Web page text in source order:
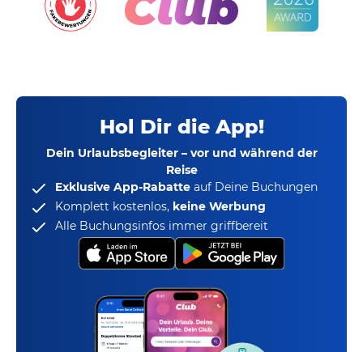
Hol Dir die App!
Dein Urlaubsbegleiter – vor und während der
Reise
Exklusive App-Rabatte auf Deine Buchungen
Komplett kostenlos, keine Werbung
Alle Buchungsinfos immer griffbereit